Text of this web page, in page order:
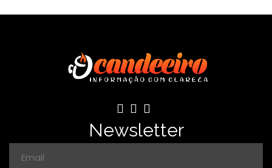
Newsletter